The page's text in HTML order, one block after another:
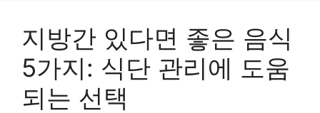
지방간 있다면 좋은 음식
5가지: 식단 관리에 도움
되는 선택